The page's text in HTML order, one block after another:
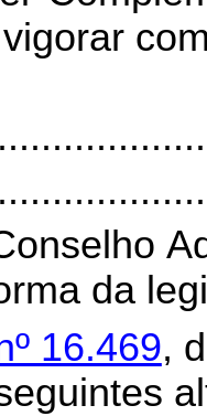
da
16.469,